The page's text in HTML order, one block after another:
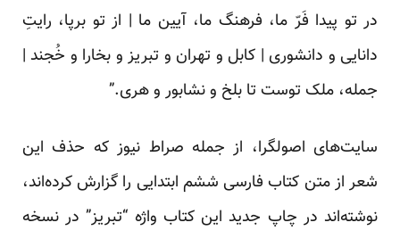
در تو پیدا فَرّ ما، فرهنگ ما، آیین ما | از تو برپا، رایتِ
دانایی و دانشوری | کابل و تهران و تبریز و بخارا و خُجند |
جمله، ملک توست تا بلخ و نشابور و هری.”
سایت‌های اصولگرا، از جمله صراط نیوز که حذف این
شعر از متن کتاب فارسی ششم ابتدایی را گزارش کرده‌اند،
نوشته‌اند در چاپ جدید این کتاب واژه “تبریز” در نسخه